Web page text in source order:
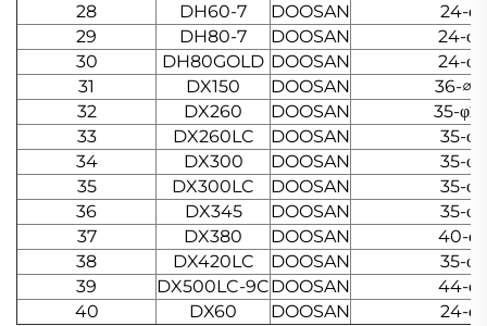
28
DH60-7 DOOSAN
24-
29
DH80-7 DOOSAN
24-
30
DH80GOLD DOOSAN
24-
31
DX150 DOOSAN
36-
32
DX260 DOOSAN
35-
33
DX260LC DOOSAN
35-
34
DX300 DOOSAN
35-
35
DX300LC DOOSAN
35-
36
DX345 DOOSAN
35-
37
DX380 DOOSAN
40-
38
DX420LC DOOSAN
35-
39
DX500LC-9CDOOSAN
44-
40
DX60 DOOSAN 24-